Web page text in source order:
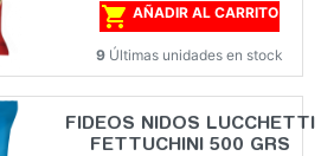
 AÑADIR AL CARRITO
9 Últimas unidades en stock
FIDEOS NIDOS LUCCHETTI
FETTUCHINI 500 GRS